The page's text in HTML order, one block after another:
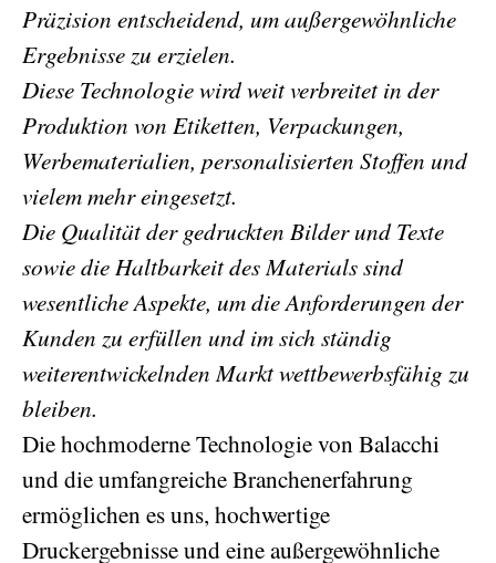
Präzision entscheidend, um außergewöhnliche
Ergebnisse zu erzielen.
Diese Technologie wird weit verbreitet in der
Produktion von Etiketten, Verpackungen,
Werbematerialien, personalisierten Stoffen und
vielem mehr eingesetzt.
Die Qualität der gedruckten Bilder und Texte
sowie die Haltbarkeit des Materials sind
wesentliche Aspekte, um die Anforderungen der
Kunden zu erfüllen und im sich ständig
weiterentwickelnden Markt wettbewerbsfähig zu
bleiben.
Die hochmoderne Technologie von Balacchi
und die umfangreiche Branchenerfahrung
ermöglichen es uns, hochwertige
Druckergebnisse und eine außergewöhnliche